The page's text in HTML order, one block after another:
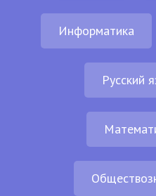
Информатика
Русский